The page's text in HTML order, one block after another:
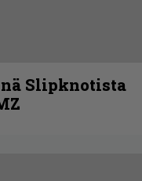
Slipknotista